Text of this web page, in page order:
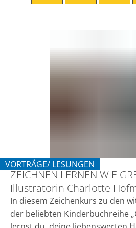
Charlotte
Hofmann
VORTRÄGE/ LESUNGEN
KATEGORIE: VORTRÄGE/
ZEICHNEN LERNEN WIE
Illustratorin Charlotte
In diesem Zeichenkurs zu den
der beliebten Kinderbuchreihe